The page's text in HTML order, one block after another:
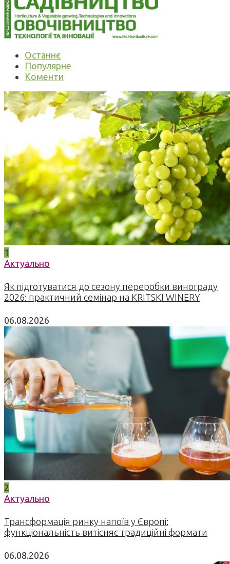
Останнє
Популярне
Коменти
1
Актуально
Як підготуватися до сезону переробки винограду
2026: практичний семінар на KRITSKI WINERY
06.08.2026
2
Актуально
Трансформація ринку напоїв у Європі:
функціональність витісняє традиційні формати
06.08.2026